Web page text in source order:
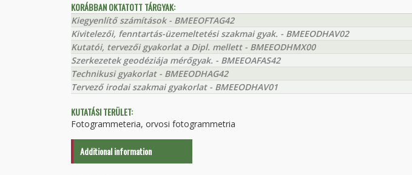
KORÁBBAN OKTATOTT TÁRGYAK:
Kiegyenlítő számítások - BMEEOFTAG42
Kivitelezői, fenntartás-üzemeltetési szakmai gyak. - BMEEODHAV02
Kutatói, tervezői gyakorlat a Dipl. mellett - BMEEODHMX00
Szerkezetek geodéziája mérőgyak. - BMEEOAFAS42
Technikusi gyakorlat - BMEEODHAG42
Tervező irodai szakmai gyakorlat - BMEEODHAV01
KUTATÁSI TERÜLET:
Fotogrammeteria, orvosi fotogrammetria
Additional information